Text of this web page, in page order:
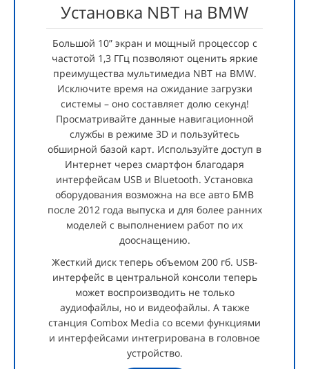
Установка NBT на BMW
Большой 10” экран и мощный процессор с
частотой 1,3 ГГц позволяют оценить яркие
преимущества мультимедиа NBT на BMW.
Исключите время на ожидание загрузки
системы – оно составляет долю секунд!
Просматривайте данные навигационной
службы в режиме 3D и пользуйтесь
обширной базой карт. Используйте доступ в
Интернет через смартфон благодаря
интерфейсам USB и Bluetooth. Установка
оборудования возможна на все авто БМВ
после 2012 года выпуска и для более ранних
моделей с выполнением работ по их
дооснащению.
Жесткий диск теперь объемом 200 гб. USB-
интерфейс в центральной консоли теперь
может воспроизводить не только
аудиофайлы, но и видеофайлы. А также
станция Combox Media со всеми функциями
и интерфейсами интегрирована в головное
устройство.